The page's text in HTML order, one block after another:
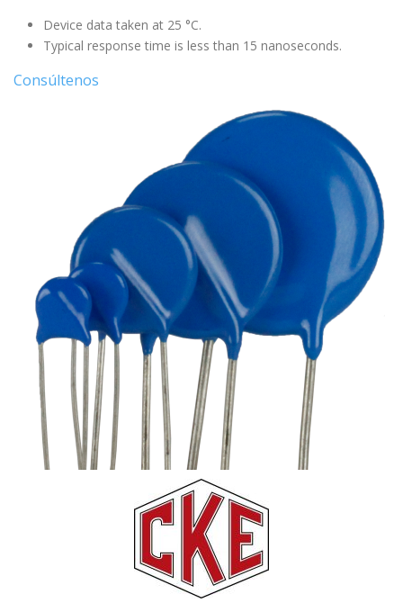
Device data taken at 25 °C.
Typical response time is less than 15 nanoseconds.
Consúltenos